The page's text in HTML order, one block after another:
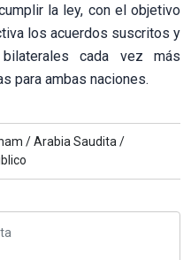
la ley, con el objetivo
los acuerdos suscritos y
cada vez más
para ambas naciones.
/Arabia Saudita /